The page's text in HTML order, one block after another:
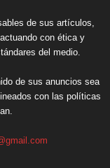
de sus artículos,
con ética y
del medio.
de sus anuncios sea
con las políticas